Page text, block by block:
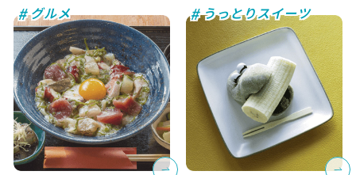
#グルメ #うっとりスイーツ